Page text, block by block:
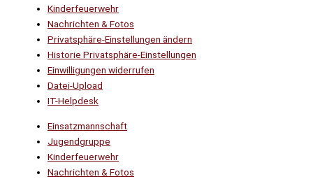
Kinderfeuerwehr
Nachrichten & Fotos
Privatsphäre-Einstellungen ändern
Historie Privatsphäre-Einstellungen
Einwilligungen widerrufen
Datei-Upload
IT-Helpdesk
Einsatzmannschaft
Jugendgruppe
Kinderfeuerwehr
Nachrichten & Fotos